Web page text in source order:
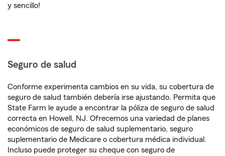
y sencillo!
Seguro de salud
Conforme experimenta cambios en su vida, su cobertura de
seguro de salud también debería irse ajustando. Permita que
State Farm le ayude a encontrar la póliza de seguro de salud
correcta en Howell, NJ. Ofrecemos una variedad de planes
económicos de seguro de salud suplementario, seguro
suplementario de Medicare o cobertura médica individual.
Incluso puede proteger su cheque con seguro de